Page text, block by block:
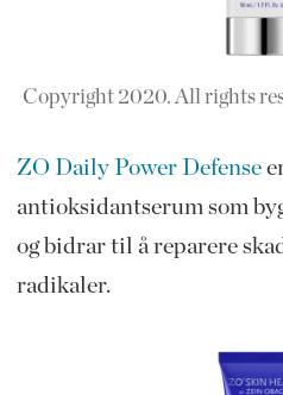
Copyright 2020. All rights
ZO Daily Power Defense
antioksidantserum som
og bidrar til å reparere
radikaler.